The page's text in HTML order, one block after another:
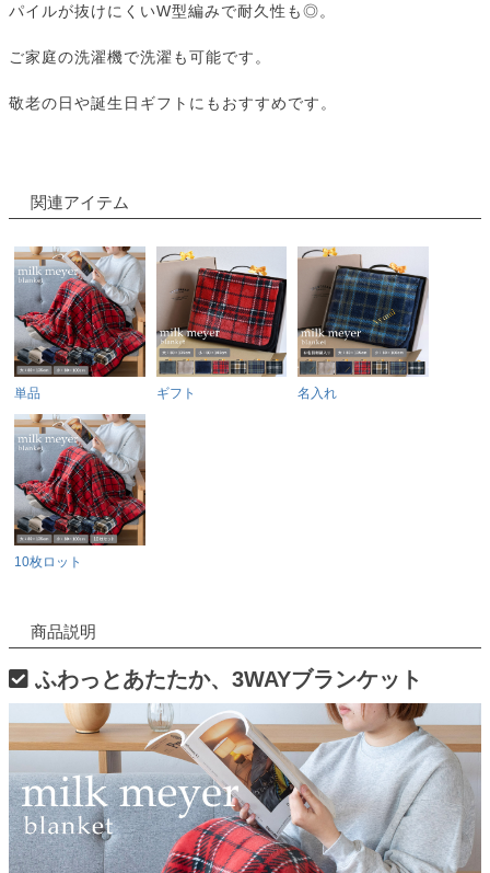
パイルが抜けにくいW型編みで耐久性も◎。
ご家庭の洗濯機で洗濯も可能です。
敬老の日や誕生日ギフトにもおすすめです。
関連アイテム
単品 ギフト 名入れ
10枚ロット
商品説明
ふわっとあたたか、3WAYブランケット